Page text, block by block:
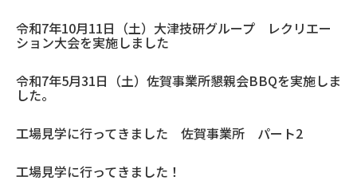
令和7年10月11日（土）大津技研グループ レクリエー
ション大会を実施しました
令和7年5月31日（土）佐賀事業所懇親会BBQを実施しま
した。
工場見学に行ってきました 佐賀事業所 パート2
工場見学に行ってきました！